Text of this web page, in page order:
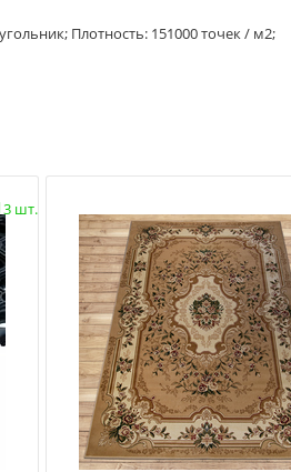
Плотность: 151000 точек / м2;
3 шт.